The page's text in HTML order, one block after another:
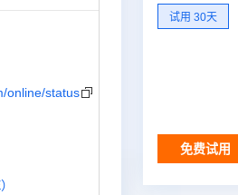
online/status
试用 30天
免费试用